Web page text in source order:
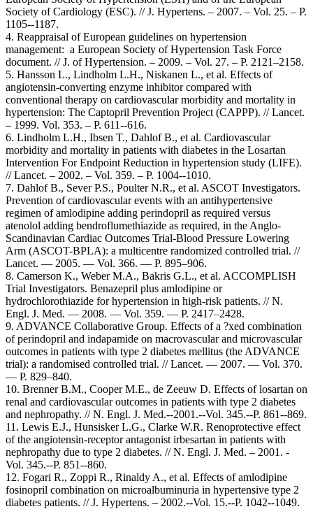
Society of Cardiology (ESC). // J. Hypertens. – 2007. – Vol. 25. – P.
1105--1187.
4. Reappraisal of European guidelines on hypertension
management: a European Society of Hypertension Task Force
document. // J. of Hypertension. – 2009. – Vol. 27. – P. 2121–2158.
5. Hansson L., Lindholm L.H., Niskanen L., et al. Effects of
angiotensin-converting enzyme inhibitor compared with
conventional therapy on cardiovascular morbidity and mortality in
hypertension: The Captopril Prevention Project (CAPPP). // Lancet.
– 1999. Vol. 353. – P. 611--616.
6. Lindholm L.H., Ibsen T., Dahlof B., et al. Cardiovascular
morbidity and mortality in patients with diabetes in the Losartan
Intervention For Endpoint Reduction in hypertension study (LIFE).
// Lancet. – 2002. – Vol. 359. – P. 1004--1010.
7. Dahlof B., Sever P.S., Poulter N.R., et al. ASCOT Investigators.
Prevention of cardiovascular events with an antihypertensive
regimen of amlodipine adding perindopril as required versus
atenolol adding bendroflumethiazide as required, in the Anglo-
Scandinavian Cardiac Outcomes Trial-Blood Pressure Lowering
Arm (ASCOT-BPLA): a multicentre randomized controlled trial. //
Lancet. — 2005. — Vol. 366. — P. 895–906.
8. Camerson K., Weber M.A., Bakris G.L., et al. ACCOMPLISH
Trial Investigators. Benazepril plus amlodipine or
hydrochlorothiazide for hypertension in high-risk patients. // N.
Engl. J. Med. — 2008. — Vol. 359. — P. 2417–2428.
9. ADVANCE Collaborative Group. Effects of a ?xed combination
of perindopril and indapamide on macrovascular and microvascular
outcomes in patients with type 2 diabetes mellitus (the ADVANCE
trial): a randomised controlled trial. // Lancet. — 2007. — Vol. 370.
— P. 829–840.
10. Brenner B.M., Cooper M.E., de Zeeuw D. Effects of losartan on
renal and cardiovascular outcomes in patients with type 2 diabetes
and nephropathy. // N. Engl. J. Med.--2001.--Vol. 345.--P. 861--869.
11. Lewis E.J., Hunsisker L.G., Clarke W.R. Renoprotective effect
of the angiotensin-receptor antagonist irbesartan in patients with
nephropathy due to type 2 diabetes. // N. Engl. J. Med. – 2001. -
Vol. 345.--P. 851--860.
12. Fogari R., Zoppi R., Rinaldy A., et al. Effects of amlodipine
fosinopril combination on microalbuminuria in hypertensive type 2
diabetes patients. // J. Hypertens. – 2002.--Vol. 15.--P. 1042--1049.